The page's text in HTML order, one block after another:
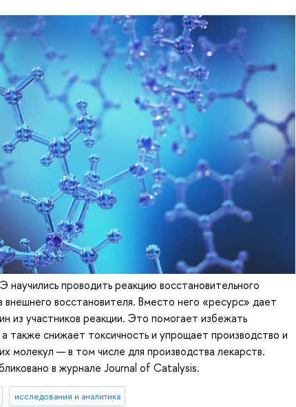
проводить реакцию восстановительного
внешнего восстановителя. Вместо него «ресурс» дает
из участников реакции. Это помогает избежать
также снижает токсичность и упрощает производство и
молекул — в том числе для производства лекарств.
в журнале Journal of Catalysis.
исследования и аналитика